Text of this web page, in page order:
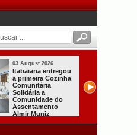
03 August 2026
Mulher em aparente
surto esfaqueia a
própria mãe em
João Pessoa